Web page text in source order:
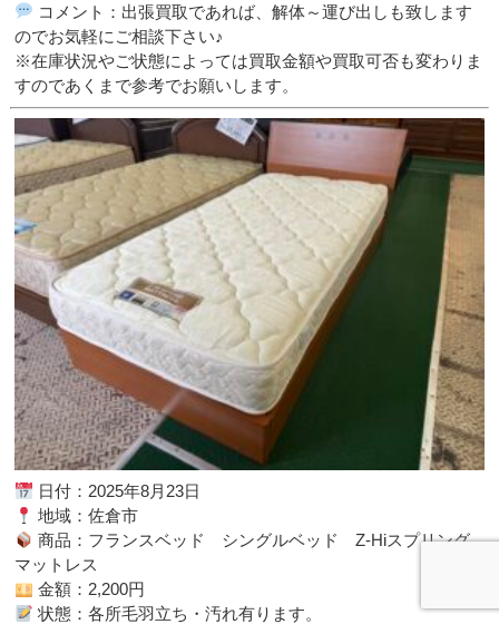
コメント：出張買取であれば、解体～運び出しも致します
のでお気軽にご相談下さい♪
※在庫状況やご状態によっては買取金額や買取可否も変わりま
すのであくまで参考でお願いします。
日付：2025年8月23日
地域：佐倉市
商品：フランスベッド シングルベッド Z-Hiスプリング
マットレス
金額：2,200円
状態：各所毛羽立ち・汚れ有ります。